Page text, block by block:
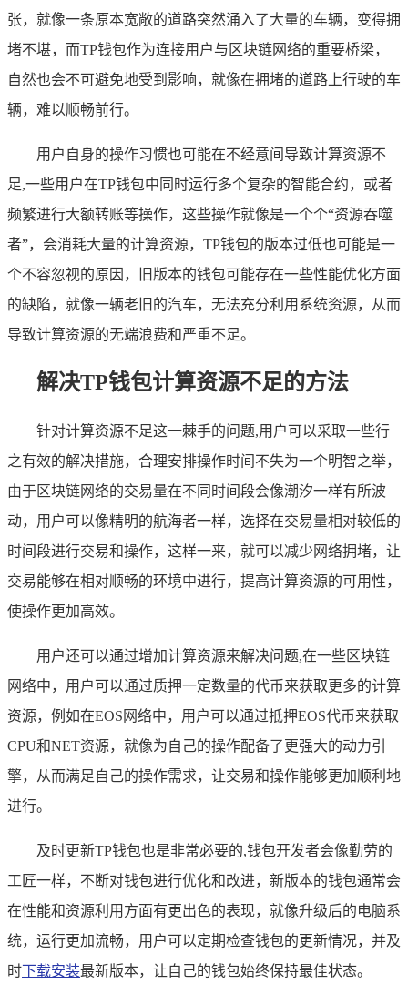
张，就像一条原本宽敞的道路突然涌入了大量的车辆，变得拥
堵不堪，而TP钱包作为连接用户与区块链网络的重要桥梁，
自然也会不可避免地受到影响，就像在拥堵的道路上行驶的车
辆，难以顺畅前行。
用户自身的操作习惯也可能在不经意间导致计算资源不
足,一些用户在TP钱包中同时运行多个复杂的智能合约，或者
频繁进行大额转账等操作，这些操作就像是一个个“资源吞噬
者”，会消耗大量的计算资源，TP钱包的版本过低也可能是一
个不容忽视的原因，旧版本的钱包可能存在一些性能优化方面
的缺陷，就像一辆老旧的汽车，无法充分利用系统资源，从而
导致计算资源的无端浪费和严重不足。
解决TP钱包计算资源不足的方法
针对计算资源不足这一棘手的问题,用户可以采取一些行
之有效的解决措施，合理安排操作时间不失为一个明智之举，
由于区块链网络的交易量在不同时间段会像潮汐一样有所波
动，用户可以像精明的航海者一样，选择在交易量相对较低的
时间段进行交易和操作，这样一来，就可以减少网络拥堵，让
交易能够在相对顺畅的环境中进行，提高计算资源的可用性，
使操作更加高效。
用户还可以通过增加计算资源来解决问题,在一些区块链
网络中，用户可以通过质押一定数量的代币来获取更多的计算
资源，例如在EOS网络中，用户可以通过抵押EOS代币来获取
CPU和NET资源，就像为自己的操作配备了更强大的动力引
擎，从而满足自己的操作需求，让交易和操作能够更加顺利地
进行。
及时更新TP钱包也是非常必要的,钱包开发者会像勤劳的
工匠一样，不断对钱包进行优化和改进，新版本的钱包通常会
在性能和资源利用方面有更出色的表现，就像升级后的电脑系
统，运行更加流畅，用户可以定期检查钱包的更新情况，并及
时下载安装最新版本，让自己的钱包始终保持最佳状态。